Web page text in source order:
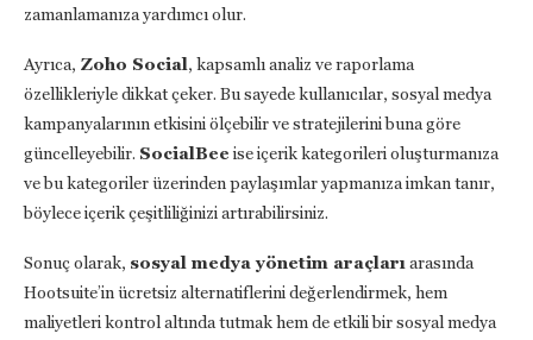
zamanlamanıza yardımcı olur.
Ayrıca, Zoho Social, kapsamlı analiz ve raporlama
özellikleriyle dikkat çeker. Bu sayede kullanıcılar, sosyal medya
kampanyalarının etkisini ölçebilir ve stratejilerini buna göre
güncelleyebilir. SocialBee ise içerik kategorileri oluşturmanıza
ve bu kategoriler üzerinden paylaşımlar yapmanıza imkan tanır,
böylece içerik çeşitliliğinizi artırabilirsiniz.
Sonuç olarak, sosyal medya yönetim araçları arasında
Hootsuite’in ücretsiz alternatiflerini değerlendirmek, hem
maliyetleri kontrol altında tutmak hem de etkili bir sosyal medya